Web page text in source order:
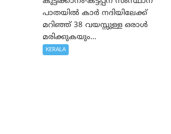
പാതയിൽ കാർ നദിയിലേക്ക്
മറിഞ്ഞ് 38 വയസ്സുള്ള ഒരാൾ
മരിക്കുകയും...
KERALA